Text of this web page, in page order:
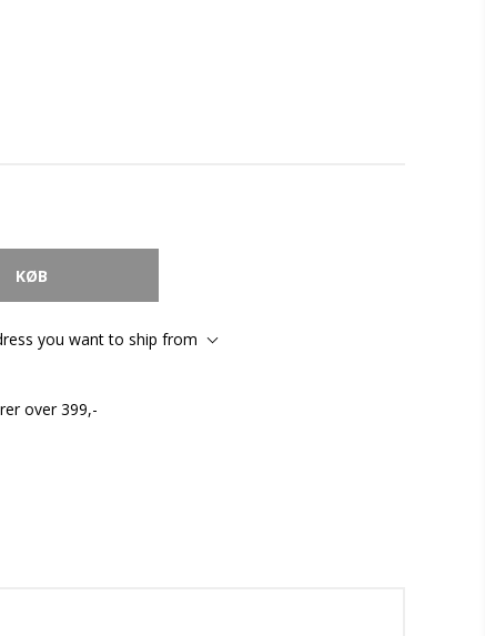
you want to ship from
over 399,-